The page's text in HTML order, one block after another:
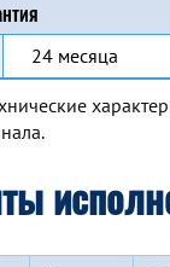
24 месяца